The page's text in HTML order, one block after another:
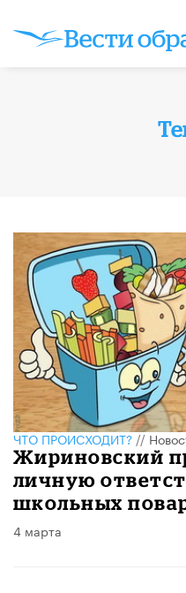
ЧТО ПРОИСХОДИТ?//
Жириновский
личную
школьных
4 марта